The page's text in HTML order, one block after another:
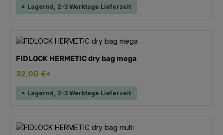
Lagernd, 2-3 Werktage Lieferzeit
FIDLOCK HERMETIC dry bag mega
32,00 €*
Lagernd, 2-3 Werktage Lieferzeit